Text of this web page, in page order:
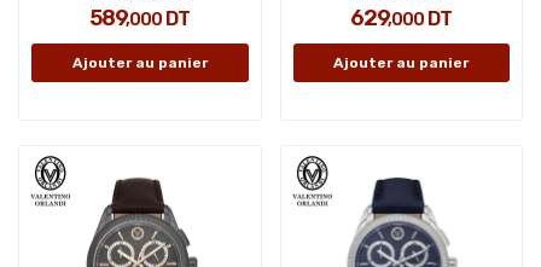
589,000 DT
Ajouter au panier
629,000 DT
Ajouter au panier